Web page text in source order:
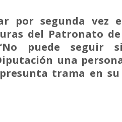
por segunda vez
del Patronato
puede seguir
una
trama en